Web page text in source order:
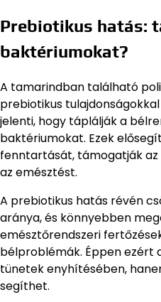
Prebiotikus hatás:
baktériumokat?
A tamarindban található
prebiotikus
jelenti, hogy táplálják a
baktériumokat. Ezek
fenntartását, támogatják
az emésztést.
A prebiotikus hatás révén
aránya, és könnyebben
emésztőrendszeri
bélproblémák. Éppen ezért
tünetek enyhítésében,
segíthet.